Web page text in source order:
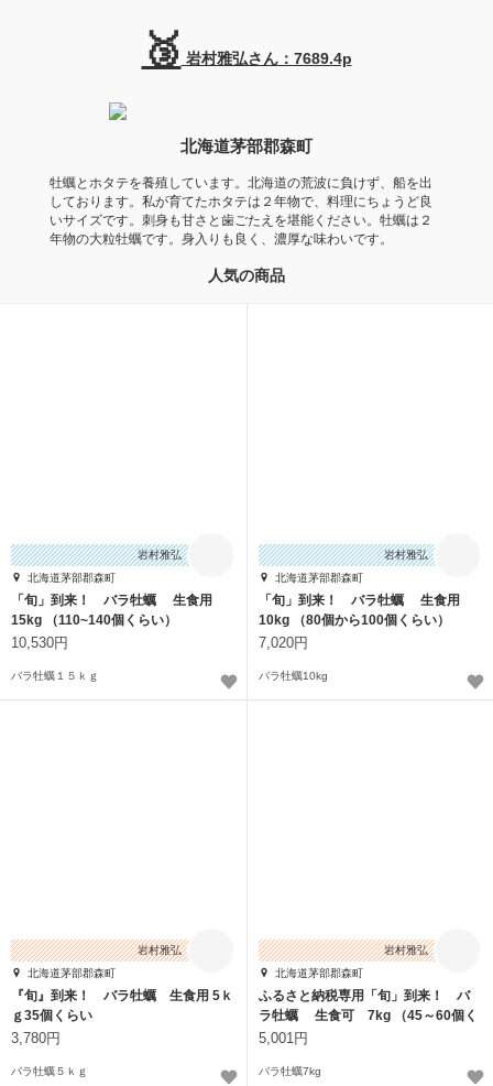
🥉 岩村雅弘さん：7689.4p
北海道茅部郡森町
牡蠣とホタテを養殖しています。北海道の荒波に負けず、船を出
しております。私が育てたホタテは２年物で、料理にちょうど良
いサイズです。刺身も甘さと歯ごたえを堪能ください。牡蠣は２
年物の大粒牡蠣です。身入りも良く、濃厚な味わいです。
人気の商品
岩村雅弘
北海道茅部郡森町
「旬」到来！ バラ牡蠣 生食用
15kg （110~140個くらい）
10,530円
バラ牡蠣１５ｋｇ
岩村雅弘
北海道茅部郡森町
「旬」到来！ バラ牡蠣 生食用
10kg （80個から100個くらい）
7,020円
バラ牡蠣10kg
岩村雅弘
北海道茅部郡森町
『旬』到来！ バラ牡蠣 生食用 5ｋ
ｇ35個くらい
3,780円
バラ牡蠣５ｋｇ
岩村雅弘
北海道茅部郡森町
ふるさと納税専用「旬」到来！ バ
ラ牡蠣 生食可 7kg （45～60個く
らい）
5,001円
バラ牡蠣7kg